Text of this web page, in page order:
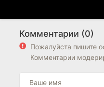
Комментарии (0)
Пожалуйста пишите
Комментарии